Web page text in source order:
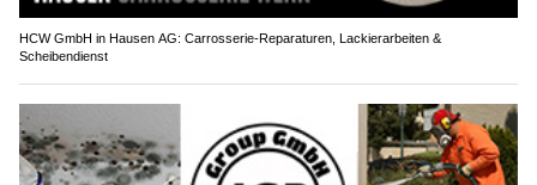
HCW GmbH in Hausen AG: Carrosserie-Reparaturen, Lackierarbeiten &
Scheibendienst